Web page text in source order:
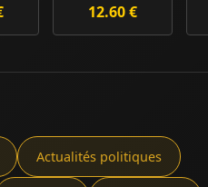
12.60 €
Actualités politiques